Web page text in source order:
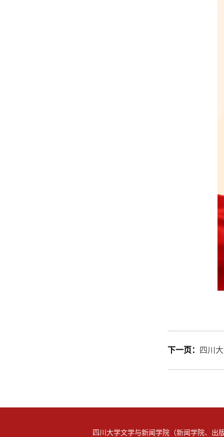
下一页： 四川
四川大学文学与新闻学院（新闻学院、